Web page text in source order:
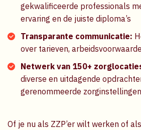
gekwalificeerde professionals
ervaring en de juiste diploma’s
Transparante communicatie:
over tarieven,
Netwerk van 150+
diverse en uitdagende
gerenommeerde zorginstellingen
Of je nu als ZZP’er wilt werken of